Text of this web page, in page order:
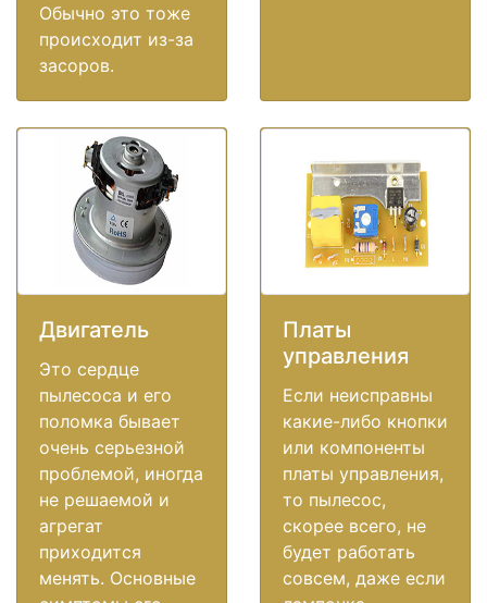
Обычно это тоже
происходит из-за
засоров.
Двигатель
Это сердце
пылесоса и его
поломка бывает
очень серьезной
проблемой, иногда
не решаемой и
агрегат
приходится
менять. Основные
Платы
управления
Если неисправны
какие-либо кнопки
или компоненты
платы управления,
то пылесос,
скорее всего, не
будет работать
совсем, даже если